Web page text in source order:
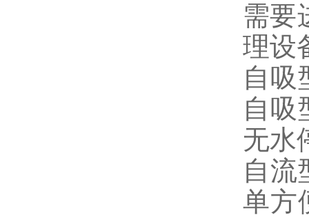
需要
理设
自吸
自吸
无水
自流
单方